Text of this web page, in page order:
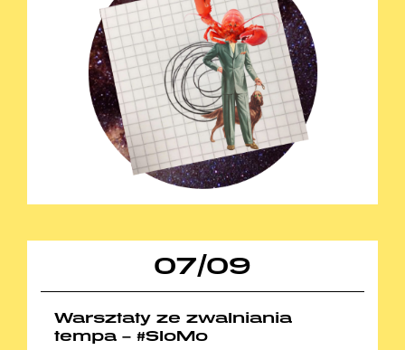
07/09
Warsztaty ze zwalniania
tempa – #SloMo